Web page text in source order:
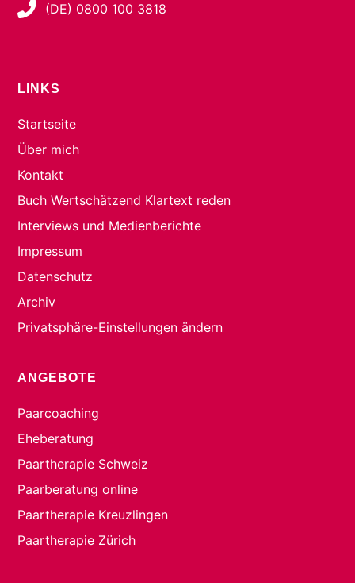
(DE) 0800 100 3818
LINKS
Startseite
Über mich
Kontakt
Buch Wertschätzend Klartext reden
Interviews und Medienberichte
Impressum
Datenschutz
Archiv
Privatsphäre-Einstellungen ändern
ANGEBOTE
Paarcoaching
Eheberatung
Paartherapie Schweiz
Paarberatung online
Paartherapie Kreuzlingen
Paartherapie Zürich